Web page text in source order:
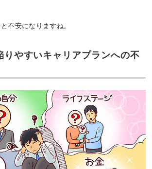
不安になりますね。
りやすいキャリアプランへの不